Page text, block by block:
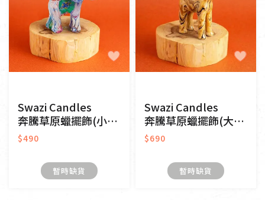
Swazi Candles
奔騰草原蠟擺飾(小)-大象
$490
暫時缺貨
Swazi Candles
奔騰草原蠟擺飾(大)-長頸鹿
$690
暫時缺貨